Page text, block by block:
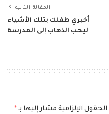
المقالة التالية
أخبري طفلك بتلك الأشياء
ليحب الذهاب إلى المدرسة
الحقول الإلزامية مشار إليها بـ *